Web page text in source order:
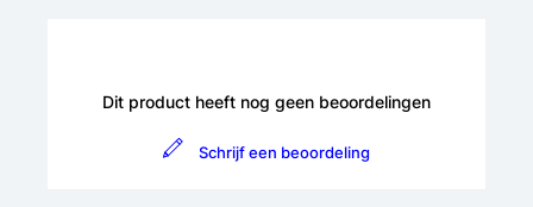
Dit product heeft nog geen beoordelingen
Schrijf een beoordeling